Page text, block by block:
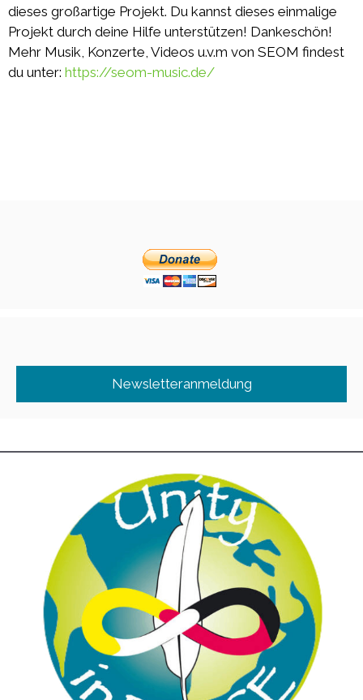
dieses großartige Projekt. Du kannst dieses einmalige
Projekt durch deine Hilfe unterstützen! Dankeschön!
Mehr Musik, Konzerte, Videos u.v.m von SEOM findest
du unter: https://seom-music.de/
Newsletteranmeldung